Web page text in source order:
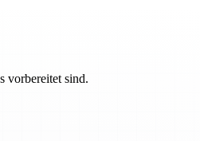
vorbereitet sind.